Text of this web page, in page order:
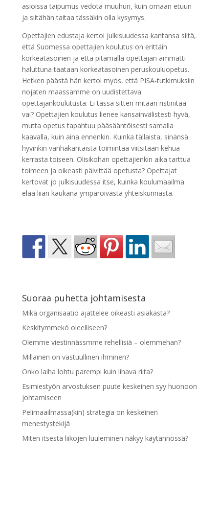
asioissa taipumus vedota muuhun, kuin omaan etuun
ja siitähän taitaa tässäkin olla kysymys.
Opettajien edustaja kertoi julkisuudessa kantansa siitä,
että Suomessa opettajien koulutus on erittäin
korkeatasoinen ja että pitämällä opettajan ammatti
haluttuna taataan korkeatasoinen peruskouluopetus.
Hetken päästä hän kertoi myös, että PISA-tutkimuksiin
nojaten maassamme on uudistettava
opettajankoulutusta. Ei tässä sitten mitään ristiriitaa
vai? Opettajien koulutus lienee kansainvälistesti hyvä,
mutta opetus tapahtuu pääsääntöisesti samalla
kaavalla, kuin aina ennenkin. Kuinka tällaista, sinänsä
hyvinkin vanhakantaista toimintaa viitsitään kehua
kerrasta toiseen. Olisikohan opettajienkin aika tarttua
toimeen ja oikeasti päivittää opetusta? Opettajat
kertovat jo julkisuudessa itse, kuinka koulumaailma
elää liian kaukana ympäröivästä yhteiskunnasta.
Suoraa puhetta johtamisesta
Mikä organisaatio ajattelee oikeasti asiakasta?
Keskitymmekö oleelliseen?
Olemme viestinnässmme rehellisiä – olemmehan?
Millainen on vastuullinen ihminen?
Onko laiha lohtu parempi kuin lihava riita?
Esimiestyön arvostuksen puute keskeinen syy huonoon
johtamiseen
Pelimaailmassa(kin) strategia on keskeinen
menestystekijä
Miten itsestä liikojen luuleminen näkyy käytännössä?